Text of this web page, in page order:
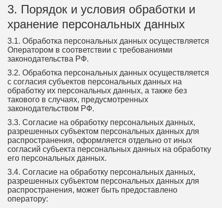
3. Порядок и условия обработки и
хранение персональных данных
3.1. Обработка персональных данных осуществляется
Оператором в соответствии с требованиями
законодательства РФ.
3.2. Обработка персональных данных осуществляется
с согласия субъектов персональных данных на
обработку их персональных данных, а также без
такового в случаях, предусмотренных
законодательством РФ.
3.3. Согласие на обработку персональных данных,
разрешенных субъектом персональных данных для
распространения, оформляется отдельно от иных
согласий субъекта персональных данных на обработку
его персональных данных.
3.4. Согласие на обработку персональных данных,
разрешенных субъектом персональных данных для
распространения, может быть предоставлено
оператору: